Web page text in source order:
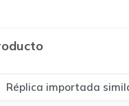
Réplica importada